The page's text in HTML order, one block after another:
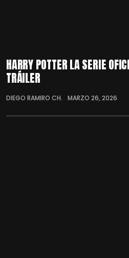
HARRY POTTER LA SERIE
TRÁILER
DIEGO RAMIRO CH. MARZO 26, 2026